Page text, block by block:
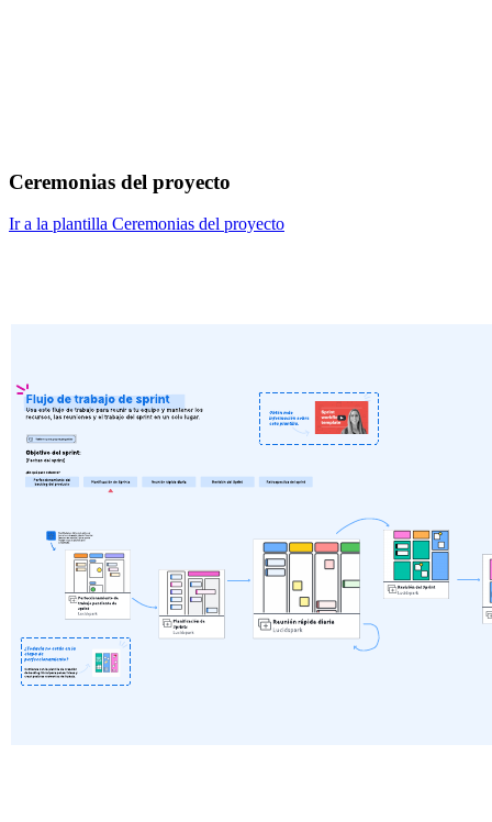
Ceremonias del proyecto
Ir a la plantilla Ceremonias del proyecto